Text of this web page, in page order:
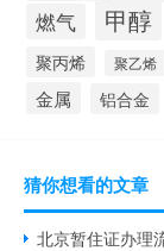
燃气 甲醇
聚丙烯 聚乙烯
金属 铝合金
猜你想看的文章
北京暂住证办理